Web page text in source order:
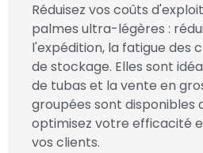
Réduisez vos coûts
palmes ultra-légères :
l'expédition, la fatigue des
de stockage. Elles sont
de tubas et la vente en
groupées sont disponibles
optimisez votre efficacité
vos clients.